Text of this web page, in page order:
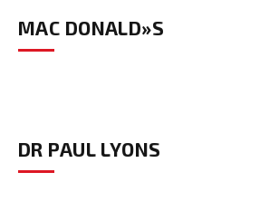
MAC DONALD»S
DR PAUL LYONS